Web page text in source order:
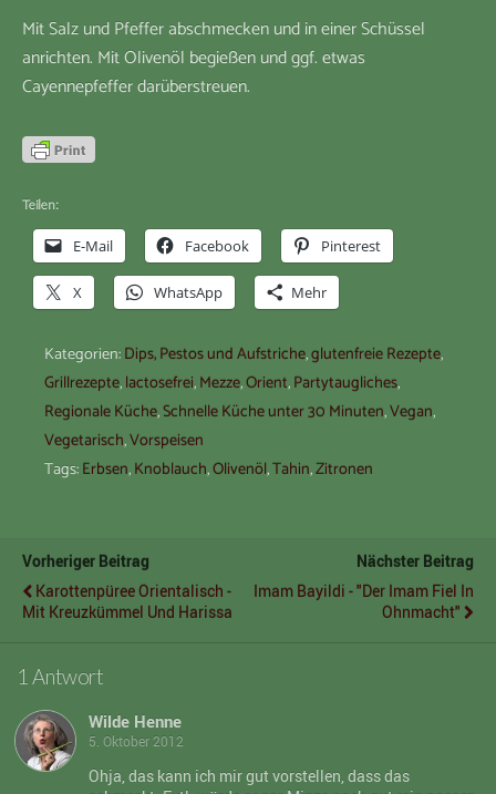
Mit Salz und Pfeffer abschmecken und in einer Schüssel
anrichten. Mit Olivenöl begießen und ggf. etwas
Cayennepfeffer darüberstreuen.
Teilen:
E-Mail Facebook Pinterest
X WhatsApp Mehr
Kategorien:Dips, Pestos und Aufstriche,glutenfreie Rezepte,
Grillrezepte,lactosefrei,Mezze,Orient,Partytaugliches,
Regionale Küche,Schnelle Küche unter 30 Minuten,Vegan,
Vegetarisch,Vorspeisen
Tags:Erbsen,Knoblauch,Olivenöl,Tahin,Zitronen
Vorheriger Beitrag
Karottenpüree Orientalisch -
Mit Kreuzkümmel Und Harissa
Nächster Beitrag
Imam Bayildi - "der Imam Fiel In
Ohnmacht"
1 Antwort
Wilde Henne
5. Oktober 2012
Ohja, das kann ich mir gut vorstellen, dass das